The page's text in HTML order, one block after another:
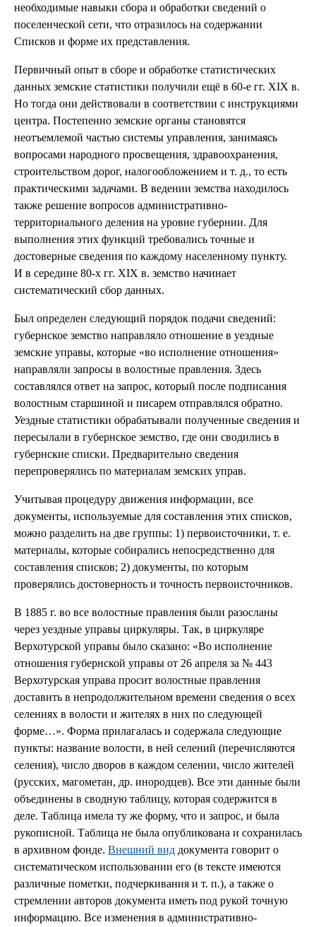
необходимые навыки сбора и обработки сведений о
поселенческой сети, что отразилось на содержании
Списков и форме их представления.
Первичный опыт в сборе и обработке статистических
данных земские статистики получили ещё в 60-е гг. XIX в.
Но тогда они действовали в соответствии с инструкциями
центра. Постепенно земские органы становятся
неотъемлемой частью системы управления, занимаясь
вопросами народного просвещения, здравоохранения,
строительством дорог, налогообложением и т. д., то есть
практическими задачами. В ведении земства находилось
также решение вопросов административно-
территориального деления на уровне губернии. Для
выполнения этих функций требовались точные и
достоверные сведения по каждому населенному пункту.
И в середине 80-х гг. XIX в. земство начинает
систематический сбор данных.
Был определен следующий порядок подачи сведений:
губернское земство направляло отношение в уездные
земские управы, которые «во исполнение отношения»
направляли запросы в волостные правления. Здесь
составлялся ответ на запрос, который после подписания
волостным старшиной и писарем отправлялся обратно.
Уездные статистики обрабатывали полученные сведения и
пересылали в губернское земство, где они сводились в
губернские списки. Предварительно сведения
перепроверялись по материалам земских управ.
Учитывая процедуру движения информации, все
документы, используемые для составления этих списков,
можно разделить на две группы: 1) первоисточники, т. е.
материалы, которые собирались непосредственно для
составления списков; 2) документы, по которым
проверялись достоверность и точность первоисточников.
В 1885 г. во все волостные правления были разосланы
через уездные управы циркуляры. Так, в циркуляре
Верхотурской управы было сказано: «Во исполнение
отношения губернской управы от 26 апреля за № 443
Верхотурская управа просит волостные правления
доставить в непродолжительном времени сведения о всех
селениях в волости и жителях в них по следующей
форме…». Форма прилагалась и содержала следующие
пункты: название волости, в ней селений (перечисляются
селения), число дворов в каждом селении, число жителей
(русских, магометан, др. инородцев). Все эти данные были
объединены в сводную таблицу, которая содержится в
деле. Таблица имела ту же форму, что и запрос, и была
рукописной. Таблица не была опубликована и сохранилась
в архивном фонде. Внешний вид документа говорит о
систематическом использовании его (в тексте имеются
различные пометки, подчеркивания и т. п.), а также о
стремлении авторов документа иметь под рукой точную
информацию. Все изменения в административно-